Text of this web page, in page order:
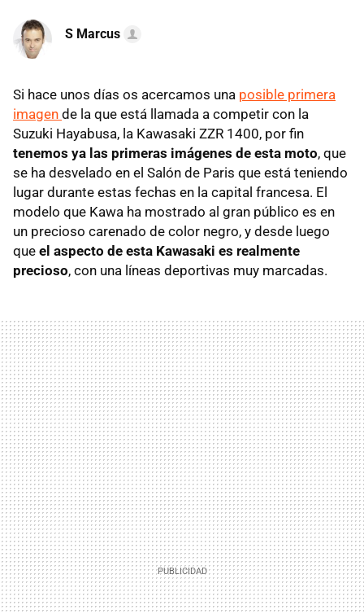
S Marcus
Si hace unos días os acercamos una posible primera
imagen de la que está llamada a competir con la
Suzuki Hayabusa, la Kawasaki ZZR 1400, por fin
tenemos ya las primeras imágenes de esta moto, que
se ha desvelado en el Salón de Paris que está teniendo
lugar durante estas fechas en la capital francesa. El
modelo que Kawa ha mostrado al gran público es en
un precioso carenado de color negro, y desde luego
que el aspecto de esta Kawasaki es realmente
precioso, con una líneas deportivas muy marcadas.